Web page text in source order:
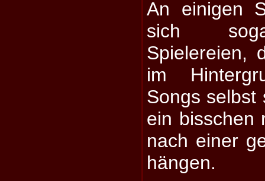
An einigen
sich
Spielereien,
im
Songs selbst
ein bisschen
nach einer
hängen.